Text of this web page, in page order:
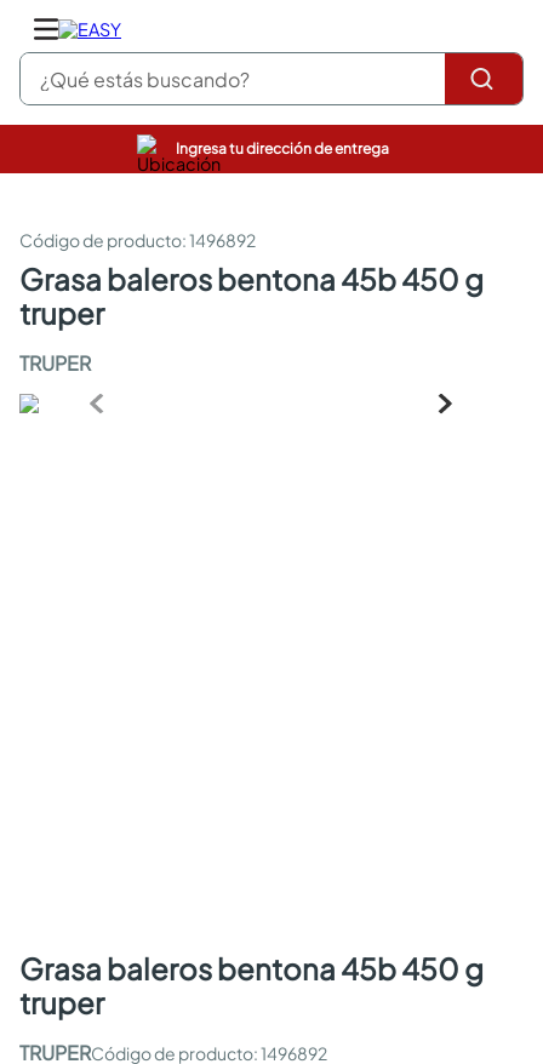
¿Qué estás buscando?
Ingresa tu dirección de entrega
:1496892
grasa baleros bentona 45b 450 g
truper
TRUPER
grasa baleros bentona 45b 450 g
truper
TRUPER :1496892
closet
sanitarios
comedor
escritorio
comedores
armarios closet